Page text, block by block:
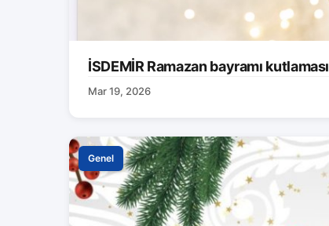
İSDEMİR Ramazan bayramı kutlaması
Mar 19, 2026
Genel